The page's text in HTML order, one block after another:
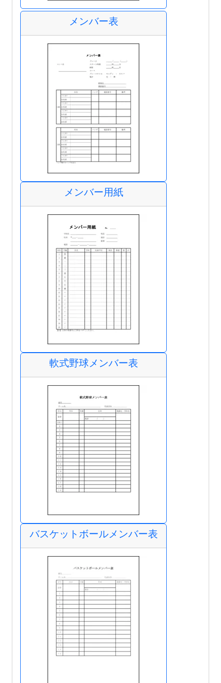
メンバー表
メンバー用紙
軟式野球メンバー表
バスケットボールメンバー表